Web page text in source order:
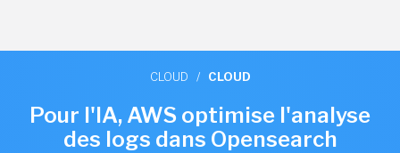
CLOUD / CLOUD
Pour l'IA, AWS optimise l'analyse
des logs dans Opensearch